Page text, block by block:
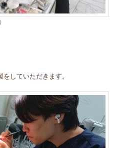
していただきます。